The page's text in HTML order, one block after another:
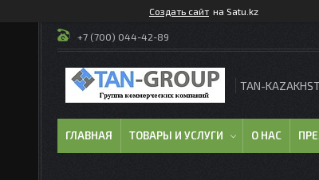
Создать сайт на Satu.kz
+7 (700) 044-42-89
TAN-
ГЛАВНАЯ ТОВАРЫ И УСЛУГИ О НАС